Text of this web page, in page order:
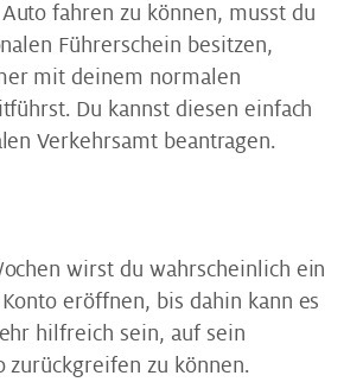
fahren zu können, musst du
Führerschein besitzen,
mit deinem normalen
Du kannst diesen einfach
Verkehrsamt beantragen.
wirst du wahrscheinlich ein
eröffnen, bis dahin kann es
hilfreich sein, auf sein
zurückgreifen zu können.